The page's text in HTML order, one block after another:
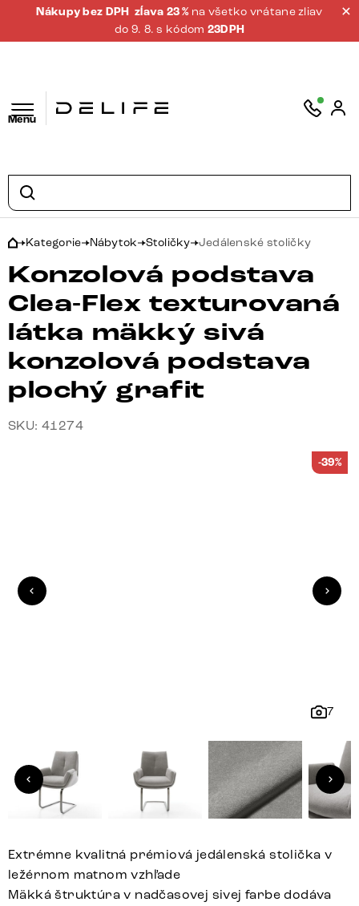
Nákupy bez DPH zĺava 23 % na všetko vrátane zliav
do 9. 8. s kódom 23DPH
Menu
Kategorie Nábytok Stoličky Jedálenské stoličky
Konzolová podstava
Clea-Flex texturovaná
látka mäkký sivá
konzolová podstava
plochý grafit
SKU: 41274
7
-39%
Extrémne kvalitná prémiová jedálenská stolička v
ležérnom matnom vzhľade
Mäkká štruktúra v nadčasovej sivej farbe dodáva